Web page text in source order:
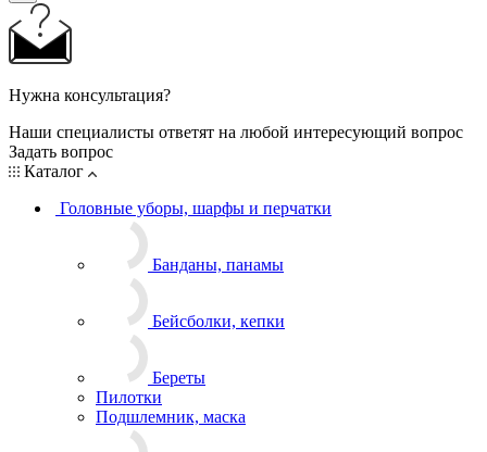
Нужна консультация?
Наши специалисты ответят на любой интересующий вопрос
Задать вопрос
Каталог
Головные уборы, шарфы и перчатки
Банданы, панамы
Бейсболки, кепки
Береты
Пилотки
Подшлемник, маска